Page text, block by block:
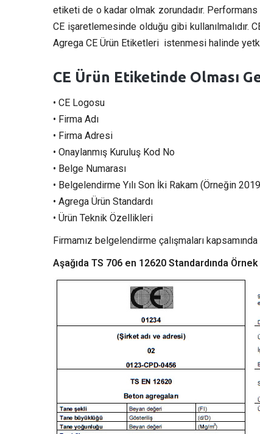
etiketi de o kadar olmak zorundadır. Performans
CE işaretlemesinde olduğu gibi
Agrega CE Ürün Etiketleri istenmesi halinde
CE Ürün Etiketinde Olması
• CE Logosu
• Firma Adı
• Firma Adresi
• Onaylanmış Kuruluş Kod No
• Belge Numarası
• Belgelendirme Yılı Son İki Rakam (Örneğin
• Agrega Ürün Standardı
• Ürün Teknik Özellikleri
Firmamız belgelendirme çalışmaları kapsamında
Aşağıda TS 706 en 12620 Standardında